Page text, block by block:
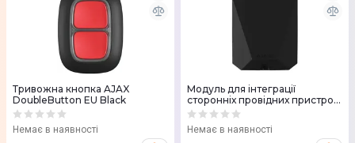
Тривожна кнопка AJAX
DoubleButton EU Black
Немає в наявності
Модуль для інтеграції
сторонніх провідних пристроїв
Ajax MultiTransmitter, Jeweller,
Немає в наявності